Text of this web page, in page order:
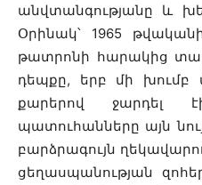
անվտանգությանը և
Օրինակ՝ 1965
թատրոնի հարակից
դեպքը, երբ մի խումբ
քարերով ջարդել
պատուհանները այն
բարձրագույն
ցեղասպանության